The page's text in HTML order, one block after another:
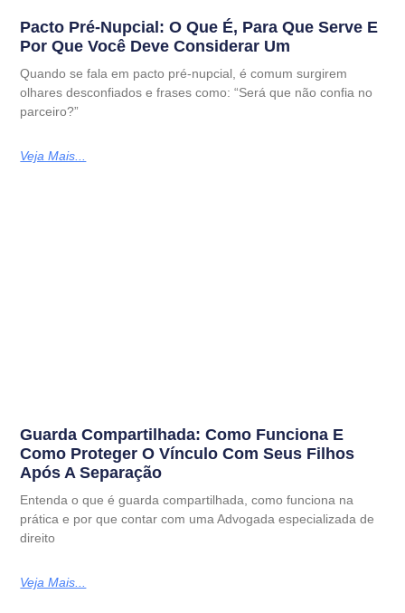
Pacto Pré-Nupcial: O Que É, Para Que Serve E
Por Que Você Deve Considerar Um
Quando se fala em pacto pré-nupcial, é comum surgirem
olhares desconfiados e frases como: “Será que não confia no
parceiro?”
Veja Mais...
Guarda Compartilhada: Como Funciona E
Como Proteger O Vínculo Com Seus Filhos
Após A Separação
Entenda o que é guarda compartilhada, como funciona na
prática e por que contar com uma Advogada especializada de
direito
Veja Mais...